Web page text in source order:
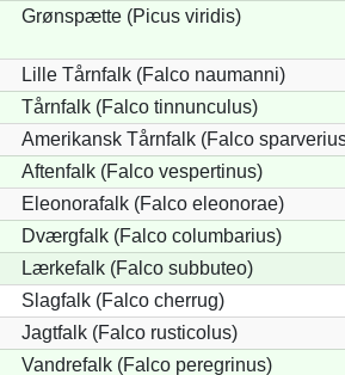
Grønspætte (Picus viridis)
Lille Tårnfalk (Falco naumanni)
Tårnfalk (Falco tinnunculus)
Amerikansk Tårnfalk (Falco
Aftenfalk (Falco vespertinus)
Eleonorafalk (Falco eleonorae)
Dværgfalk (Falco columbarius)
Lærkefalk (Falco subbuteo)
Slagfalk (Falco cherrug)
Jagtfalk (Falco rusticolus)
Vandrefalk (Falco peregrinus)